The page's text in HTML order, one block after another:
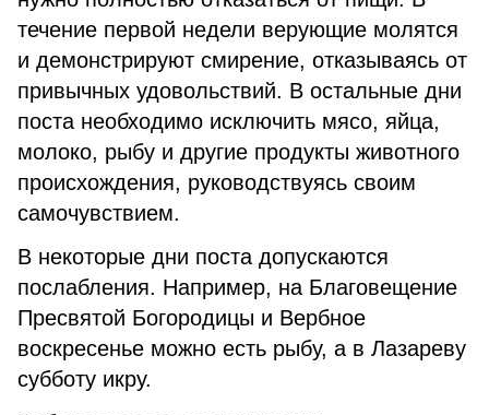
течение первой недели верующие молятся
и демонстрируют смирение, отказываясь от
привычных удовольствий. В остальные дни
поста необходимо исключить мясо, яйца,
молоко, рыбу и другие продукты животного
происхождения, руководствуясь своим
самочувствием.
В некоторые дни поста допускаются
послабления. Например, на Благовещение
Пресвятой Богородицы и Вербное
воскресенье можно есть рыбу, а в Лазареву
субботу икру.